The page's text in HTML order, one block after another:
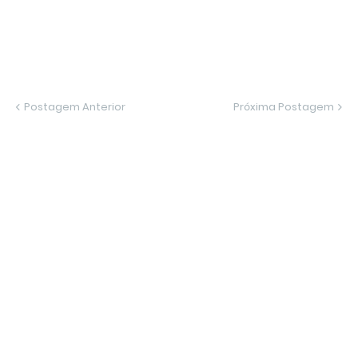
Postagem Anterior Próxima Postagem